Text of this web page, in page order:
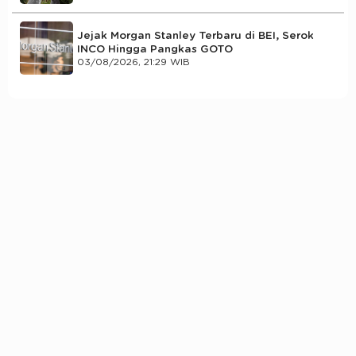
Jejak Morgan Stanley Terbaru di BEI, Serok
INCO Hingga Pangkas GOTO
03/08/2026, 21:29 WIB